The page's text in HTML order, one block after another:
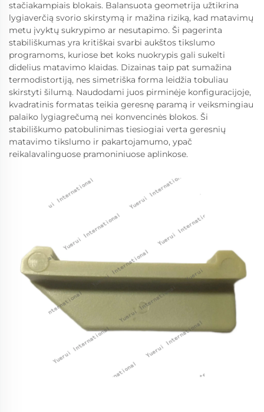
stačiakampiais blokais. Balansuota geometrija užtikrina
lygiaverčią svorio skirstymą ir mažina riziką, kad matavimų
metu įvyktų sukrypimo ar nesutapimo. Ši pagerinta
stabiliškumas yra kritiškai svarbi aukštos tikslumo
programoms, kuriose bet koks nuokrypis gali sukelti
didelius matavimo klaidas. Dizainas taip pat sumažina
termodistortiją, nes simetriška forma leidžia tobuliau
skirstyti šilumą. Naudodami juos pirminėje konfiguracijoje,
kvadratinis formatas teikia geresnę paramą ir veiksmingiau
palaiko lygiagrečumą nei konvencinės blokos. Ši
stabiliškumo patobulinimas tiesiogiai verta geresnių
matavimo tikslumo ir pakartojamumo, ypač
reikalavalinguose pramoniniuose aplinkose.